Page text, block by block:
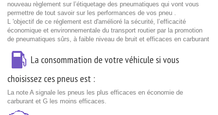
nouveau règlement sur l’étiquetage des pneumatiques qui vont vous
permettre de tout savoir sur les performances de vos pneu .
L 'objectif de ce réglement est d'amélioré la sécurité, l’efficacité
économique et environnementale du transport routier par la promotion
de pneumatiques sûrs, à faible niveau de bruit et efficaces en carburant
La consommation de votre véhicule si vous
choisissez ces pneus est :
La note A signale les pneus les plus efficaces en économie de
carburant et G les moins efficaces.